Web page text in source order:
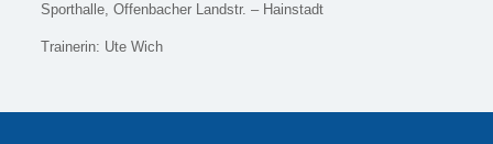
Sporthalle, Offenbacher Landstr. – Hainstadt
Trainerin: Ute Wich